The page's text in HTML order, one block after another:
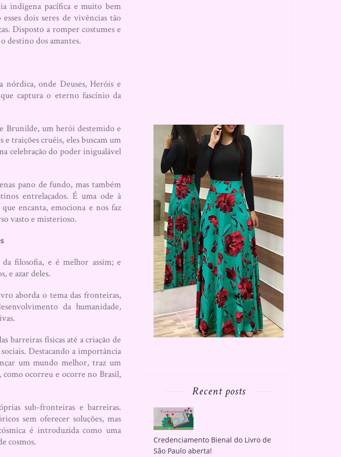
indígena pacífica e muito bem
dois seres de vivências tão
Disposto a romper costumes e
destino dos amantes.
nórdica, onde Deuses, Heróis e
captura o eterno fascínio da
Brunilde, um herói destemido e
traições cruéis, eles buscam um
celebração do poder inigualável
pano de fundo, mas também
entrelaçados. É uma ode à
encanta, emociona e nos faz
vasto e misterioso.
filosofia, e é melhor assim; e
e azar deles.
aborda o tema das fronteiras,
da humanidade,
barreiras físicas até a criação de
Destacando a importância
um mundo melhor, traz um
ocorreu e ocorre no Brasil,
sub-fronteiras e barreiras.
sem oferecer soluções, mas
é introduzida como uma
cosmos.
Recent posts
Credenciamento Bienal do Livro de
São Paulo aberta!